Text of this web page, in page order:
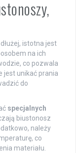
istotna jest
na ich
co pozwala
jest unikać prania
do
specjalnych
biustonosz
należy
co
materiału.